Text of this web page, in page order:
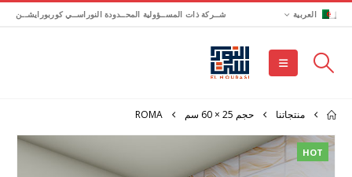
العربية شــركة ذات المســؤولية المحــدودة النوراســي كوربورايشــن
منتجاتنا حجم 25 × 60 سم ROMA
HOT